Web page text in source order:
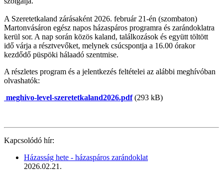
A Szeretetkaland zárásaként 2026. február 21-én (szombaton)
Martonvásáron egész napos házaspáros programra és zarándoklatra
kerül sor. A nap során közös kaland, találkozások és együtt töltött
idő várja a résztvevőket, melynek csúcspontja a 16.00 órakor
kezdődő püspöki hálaadó szentmise.
A részletes program és a jelentkezés feltételei az alábbi meghívóban
olvashatók:
meghivo-level-szeretetkaland2026.pdf(293 kB)
Kapcsolódó hír:
Házasság hete - házaspáros zarándoklat
2026.02.21.